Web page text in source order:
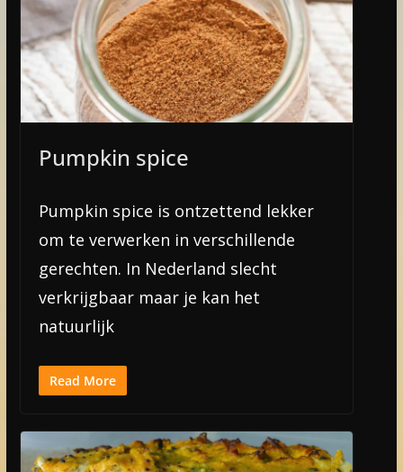
Pumpkin spice
Pumpkin spice is ontzettend lekker
om te verwerken in verschillende
gerechten. In Nederland slecht
verkrijgbaar maar je kan het
natuurlijk
Read More